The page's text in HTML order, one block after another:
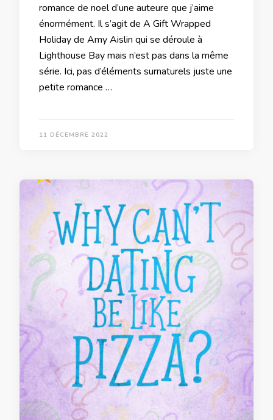
romance de noel d’une auteure que j’aime
énormément. Il s’agit de A Gift Wrapped
Holiday de Amy Aislin qui se déroule à
Lighthouse Bay mais n’est pas dans la même
série. Ici, pas d’éléments surnaturels juste une
petite romance …
11 DÉCEMBRE 2022